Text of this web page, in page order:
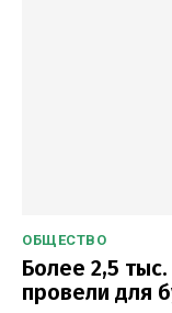
ОБЩЕСТВО
Более 2,5
провели для